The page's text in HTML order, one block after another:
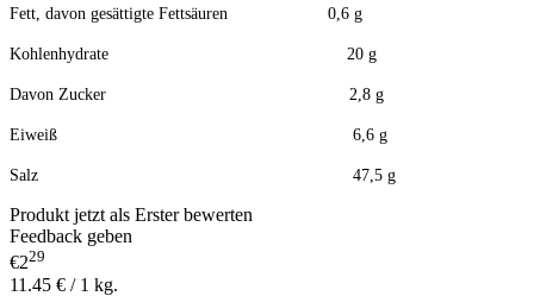
Fett, davon gesättigte Fettsäuren 0,6 g
Kohlenhydrate 20 g
Davon Zucker 2,8 g
Eiweiß 6,6 g
Salz 47,5 g
Produkt jetzt als Erster bewerten
Feedback geben
€229
11.45 € / 1 kg.